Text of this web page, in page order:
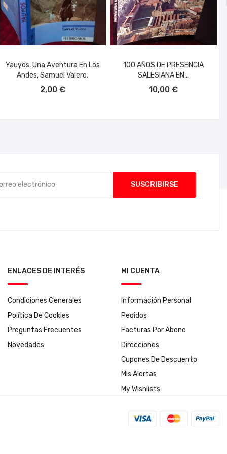
Yauyos, Una Aventura En Los
Andes, Samuel Valero.
2,00 €
100 AÑOS DE PRESENCIA
SALESIANA EN...
10,00 €
ENLACES DE INTERÉS
Condiciones Generales
Política De Cookies
Preguntas Frecuentes
Novedades
MI CUENTA
Información Personal
Pedidos
Facturas Por Abono
Direcciones
Cupones De Descuento
Mis Alertas
My Wishlists